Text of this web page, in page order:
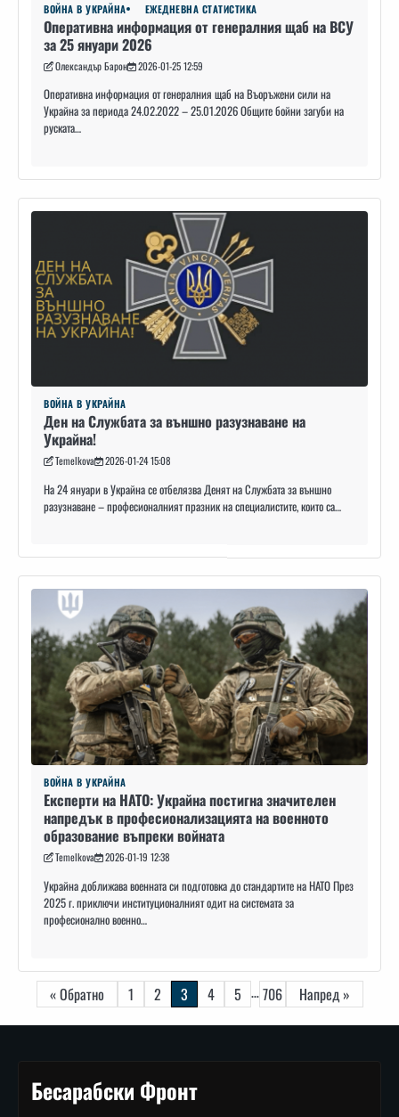
ВОЙНА В УКРАЙНА ЕЖЕДНЕВНА СТАТИСТИКА
Оперативна информация от генералния щаб на ВСУ
за 25 януари 2026
Олександър Барон 2026-01-25 12:59
Оперативна информация от генералния щаб на Въоръжени сили на
Украйна за периода 24.02.2022 – 25.01.2026 Общите бойни загуби на
руската…
ВОЙНА В УКРАЙНА
Ден на Службата за външно разузнаване на
Украйна!
Temelkova 2026-01-24 15:08
На 24 януари в Украйна се отбелязва Денят на Службата за външно
разузнаване – професионалният празник на специалистите, които са…
ВОЙНА В УКРАЙНА
Експерти на НАТО: Украйна постигна значителен
напредък в професионализацията на военното
образование въпреки войната
Temelkova 2026-01-19 12:38
Украйна доближава военната си подготовка до стандартите на НАТО През
2025 г. приключи институционалният одит на системата за
професионално военно…
Навигация
« Обратно 1 2 3 4 5 …706 Напред »
Бесарабски Фронт